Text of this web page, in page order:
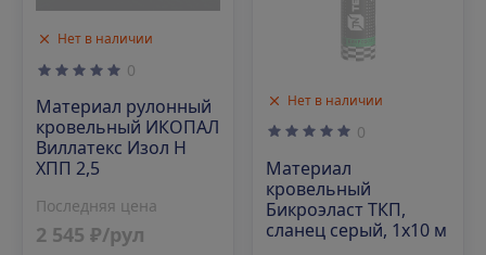
Нет в наличии
0
Материал рулонный
кровельный ИКОПАЛ
Виллатекс Изол Н
ХПП 2,5
Последняя цена
2 545 ₽/рул
Нет в наличии
0
Материал
кровельный
Бикроэласт ТКП,
сланец серый, 1х10 м